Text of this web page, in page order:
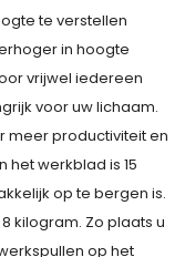
te verstellen
in hoogte
vrijwel iedereen
voor uw lichaam.
meer productiviteit en
het werkblad is 15
op te bergen is.
kilogram. Zo plaats u
op het